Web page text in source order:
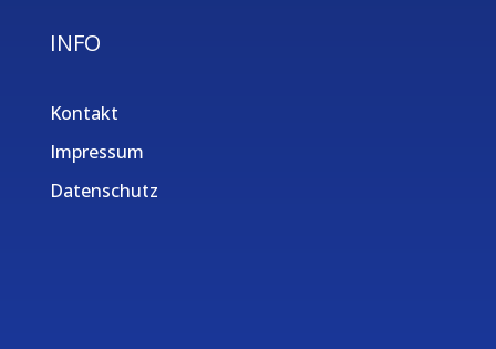
INFO
Kontakt
Impressum
Datenschutz